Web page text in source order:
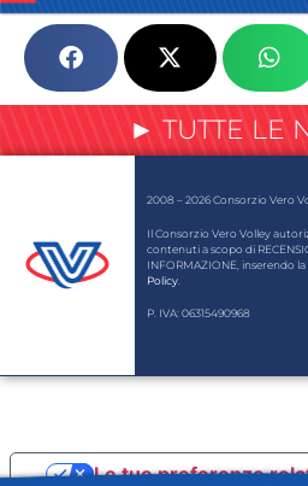
► TUTTE LE
2008 – 2026 Consorzio Vero
Il Consorzio Vero Volley
contenuti a scopo di
INFORMAZIONE, inserendo
Policy
P. IVA: 06315490968
Le tue preferenze